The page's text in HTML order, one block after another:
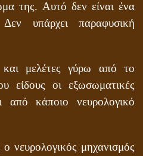
της. Αυτό δεν είναι ένα
υπάρχει παραφυσική
και μελέτες γύρω από το
είδους οι εξωσωματικές
από κάποιο νευρολογικό
νευρολογικός μηχανισμός